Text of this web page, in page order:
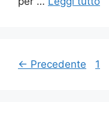
← Precedente 1